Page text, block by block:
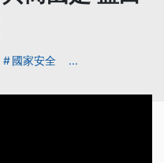
國家安全 ...